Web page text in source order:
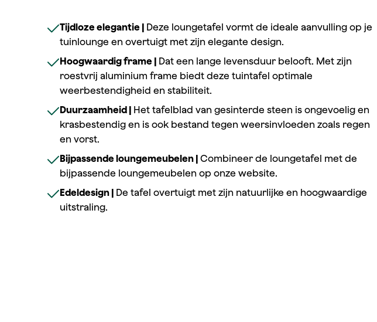
Tijdloze elegantie |
Deze loungetafel vormt de ideale aanvulling op je
tuinlounge en overtuigt met zijn elegante design.
Hoogwaardig frame |
Dat een lange levensduur belooft. Met zijn
roestvrij aluminium frame biedt deze tuintafel optimale
weerbestendigheid en stabiliteit.
Duurzaamheid |
Het tafelblad van gesinterde steen is ongevoelig en
krasbestendig en is ook bestand tegen weersinvloeden zoals regen
en vorst.
Bijpassende loungemeubelen | Combineer de loungetafel met de
bijpassende loungemeubelen op onze website.
Edeldesign |
De tafel overtuigt met zijn natuurlijke en hoogwaardige
uitstraling.